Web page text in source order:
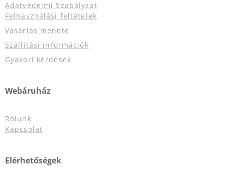
Adatvédelmi Szabályzat
Felhasználási feltételek
Vásárlás menete
Szállítási információk
Gyakori kérdések
Webáruház
Rólunk
Kapcsolat
Elérhetőségek